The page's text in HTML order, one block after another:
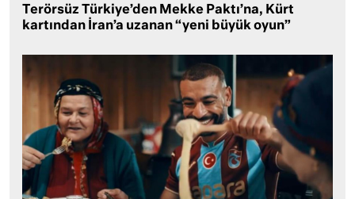
Terörsüz Türkiye’den Mekke Paktı’na, Kürt
kartından İran’a uzanan “yeni büyük oyun”